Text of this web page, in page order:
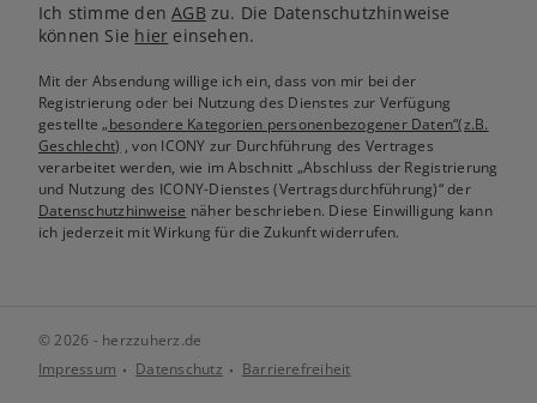
Ich stimme denAGB zu. Die Datenschutzhinweise
können Sie hier einsehen.
Mit der Absendung willige ich ein, dass von mir bei der
Registrierung oder bei Nutzung des Dienstes zur Verfügung
gestellte„besondere Kategorien personenbezogener Daten“(z.B.
Geschlecht) , von ICONY zur Durchführung des Vertrages
verarbeitet werden, wie im Abschnitt „Abschluss der Registrierung
und Nutzung des ICONY-Dienstes (Vertragsdurchführung)“ der
Datenschutzhinweise näher beschrieben. Diese Einwilligung kann
ich jederzeit mit Wirkung für die Zukunft widerrufen.
© 2026 - herzzuherz.de
Impressum
Datenschutz Barrierefreiheit